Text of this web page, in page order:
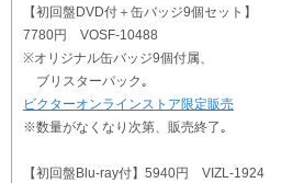
【初回盤DVD付＋缶バッジ9個セット】
7780円 VOSF-10488
※オリジナル缶バッジ9個付属、
ブリスターパック｡
ビクターオンラインストア限定販売
※数量がなくなり次第、販売終了｡
【初回盤Blu-ray付】5940円 VIZL-1924